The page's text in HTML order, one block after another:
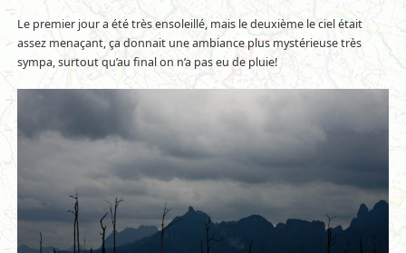
Le premier jour a été très ensoleillé, mais le deuxième le ciel était
assez menaçant, ça donnait une ambiance plus mystérieuse très
sympa, surtout qu’au final on n’a pas eu de pluie!